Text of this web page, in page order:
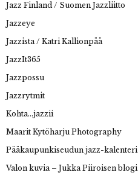
Jazz Finland / Suomen Jazzliitto
Jazzeye
Jazzista / Katri Kallionpää
JazzIt365
Jazzpossu
Jazzrytmit
Kohta…jazzii
Maarit Kytöharju Photography
Pääkaupunkiseudun jazz-kalenteri
Valon kuvia – Jukka Piiroisen blogi